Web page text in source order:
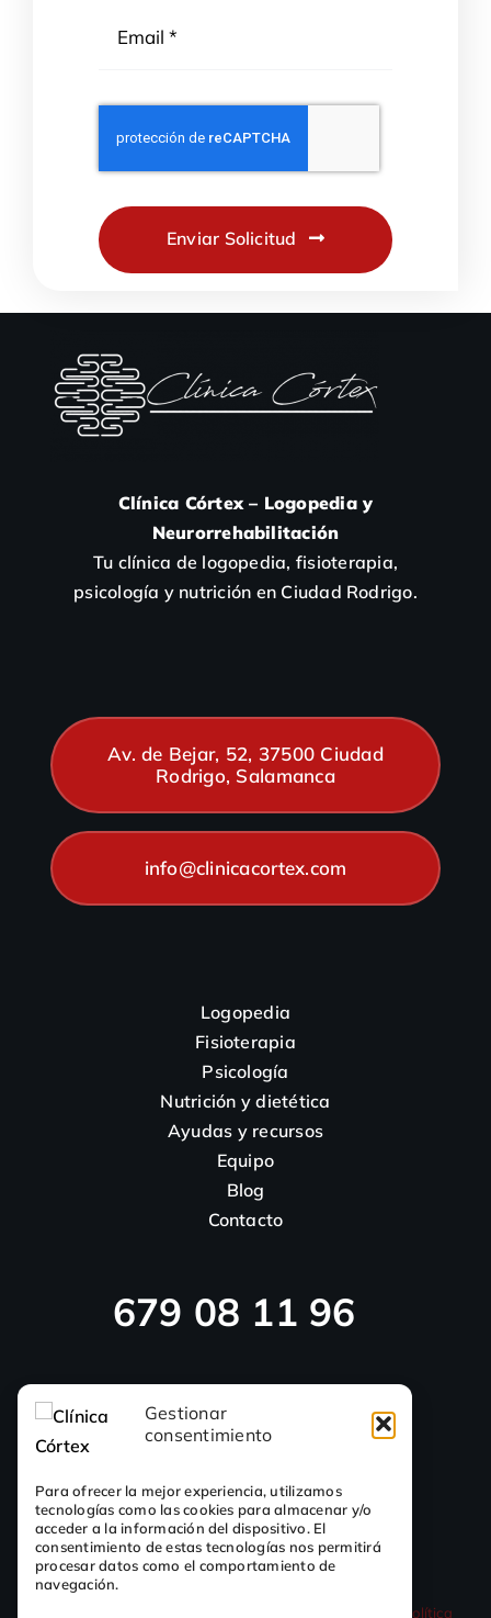
Gestionar
consentimiento
Para ofrecer la mejor experiencia, utilizamos
tecnologías como las cookies para almacenar y/o
acceder a la información del dispositivo. El
consentimiento de estas tecnologías nos permitirá
procesar datos como el comportamiento de
navegación.
Enviar Solicitud
Clínica Córtex – Logopedia y
Neurorrehabilitación
Tu clínica de logopedia, fisioterapia,
psicología y nutrición en Ciudad Rodrigo.
Av. de Bejar, 52, 37500 Ciudad
Rodrigo, Salamanca
info@clinicacortex.com
Logopedia
Fisioterapia
Psicología
Nutrición y dietética
Ayudas y recursos
Equipo
Blog
Contacto
679 08 11 96
923 46 14 10
Política